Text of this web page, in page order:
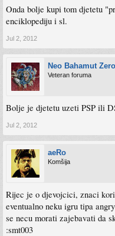
Onda bolje kupi tom djetetu
enciklopediju i sl.
Jul 2, 2012
Neo Bahamut Zero
Veteran foruma
Bolje je djetetu uzeti PSP ili
Jul 2, 2012
aeRo
Komšija
Rijec je o djevojcici, znaci
eventualno neku igru tipa
se necu morati zajebavati da
:smt003